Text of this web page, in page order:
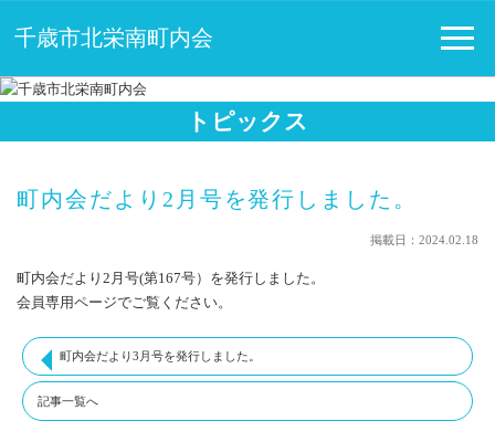
千歳市北栄南町内会
トピックス
町内会だより2月号を発行しました。
掲載日：2024.02.18
町内会だより2月号(第167号）を発行しました。
会員専用ページでご覧ください。
町内会だより3月号を発行しました。
記事一覧へ